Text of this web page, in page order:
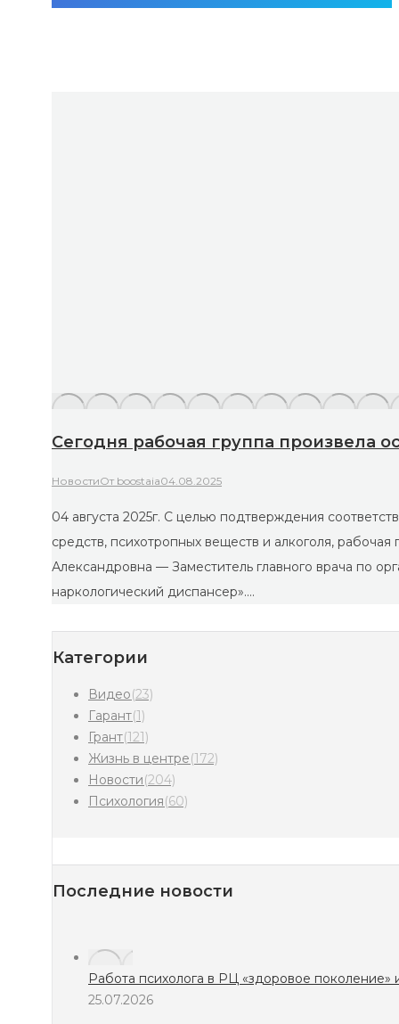
Сегодня рабочая группа произвела
Отboostaia04.08.2025
04 августа 2025г. С целью подтверждения соответствия
средств, психотропных веществ и алкоголя, рабочая
Александровна — Заместитель главного врача по
наркологический диспансер».…
Категории
Видео (23)
Гарант
(1)
(121)
Жизнь в центре(172)
Новости(204)
Психология(60)
Последние новости
Работа психолога в РЦ «здоровое поколение»
25.07.2026